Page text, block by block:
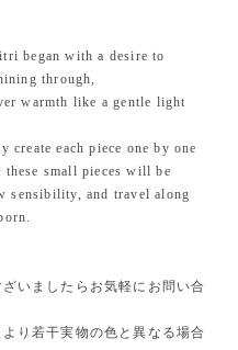
began with a desire to
through,
warmth like a gentle light
each piece one by one
small pieces will be
sensibility, and travel along
いましたらお気軽にお問い合
り若干実物の色と異なる場合